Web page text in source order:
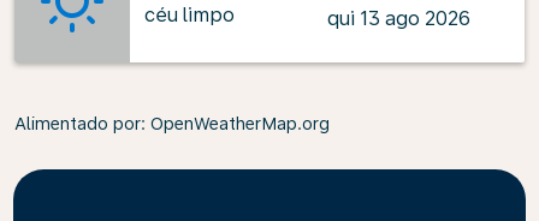
céu limpo
qui 13 ago 2026
Alimentado por: OpenWeatherMap.org